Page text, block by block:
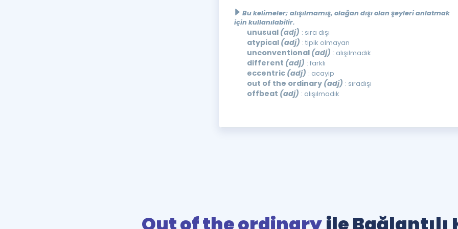
Bu kelimeler; alışılmamış, olağan dışı olan şeyleri anlatmak
için kullanılabilir.
unusual (adj) : sıra dışı
atypical (adj) : tipik olmayan
unconventional (adj) : alışılmadık
different (adj) : farklı
eccentric (adj) : acayip
out of the ordinary (adj) : sıradışı
offbeat (adj) : alışılmadık